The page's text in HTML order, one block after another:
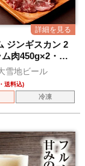
ジンギスカン 2
肉450g×2・別
）
雪地ビール
冷凍